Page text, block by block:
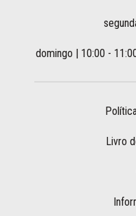
domingo | 10:00 -
Livro